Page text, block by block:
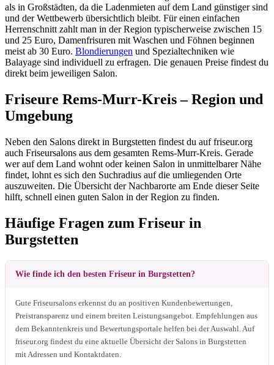
als in Großstädten, da die Ladenmieten auf dem Land günstiger sind
und der Wettbewerb übersichtlich bleibt. Für einen einfachen
Herrenschnitt zahlt man in der Region typischerweise zwischen 15
und 25 Euro, Damenfrisuren mit Waschen und Föhnen beginnen
meist ab 30 Euro. Blondierungen und Spezialtechniken wie
Balayage sind individuell zu erfragen. Die genauen Preise findest du
direkt beim jeweiligen Salon.
Friseure Rems-Murr-Kreis – Region und
Umgebung
Neben den Salons direkt in Burgstetten findest du auf friseur.org
auch Friseursalons aus dem gesamten Rems-Murr-Kreis. Gerade
wer auf dem Land wohnt oder keinen Salon in unmittelbarer Nähe
findet, lohnt es sich den Suchradius auf die umliegenden Orte
auszuweiten. Die Übersicht der Nachbarorte am Ende dieser Seite
hilft, schnell einen guten Salon in der Region zu finden.
Häufige Fragen zum Friseur in
Burgstetten
Wie finde ich den besten Friseur in Burgstetten?
Gute Friseursalons erkennst du an positiven Kundenbewertungen,
Preistransparenz und einem breiten Leistungsangebot. Empfehlungen aus
dem Bekanntenkreis und Bewertungsportale helfen bei der Auswahl. Auf
friseur.org findest du eine aktuelle Übersicht der Salons in Burgstetten
mit Adressen und Kontaktdaten.